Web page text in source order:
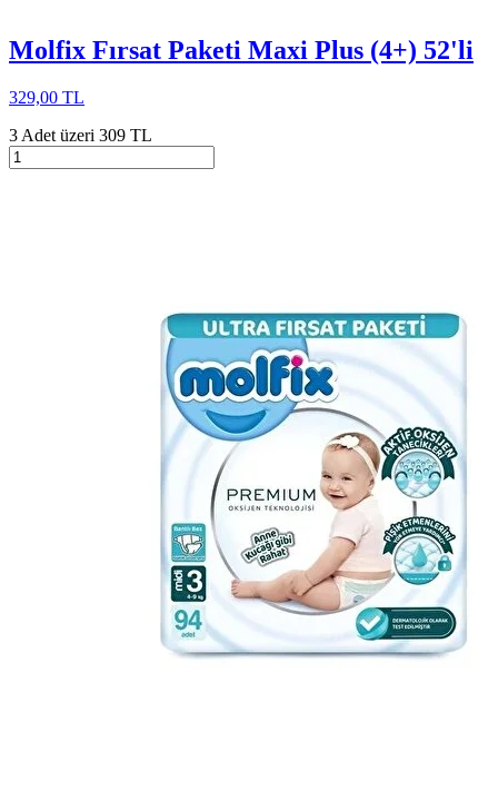
Molfix Fırsat Paketi Maxi Plus (4+) 52'li
329,00 TL
3 Adet üzeri 309 TL